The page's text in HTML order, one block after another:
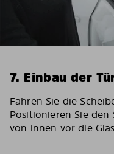
7. Einbau der
Fahren Sie die
Positionieren Sie
von innen vor die